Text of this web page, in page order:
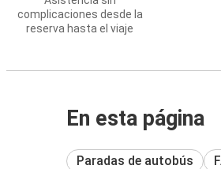
complicaciones desde la
reserva hasta el viaje
En esta página
Paradas de autobús